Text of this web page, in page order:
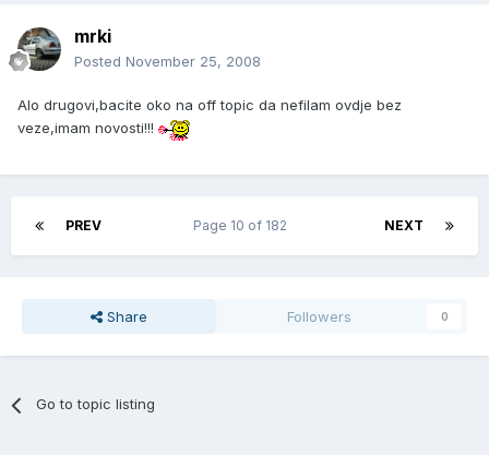
mrki
Posted November 25, 2008
Alo drugovi,bacite oko na off topic da nefilam ovdje bez
veze,imam novosti!!!
PREV NEXT
Page 10 of 182
Share Followers 0
Go to topic listing